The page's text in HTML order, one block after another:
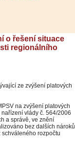
o řešení situace
regionálního
ze zvýšení platových
na zvýšení platových
vlády č. 564/2006
a správě, ve znění
bez dalších nároků
rozpočtu